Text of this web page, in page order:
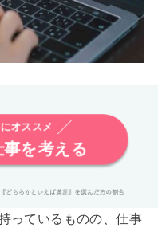
オススメ
を考える
っているものの、仕事